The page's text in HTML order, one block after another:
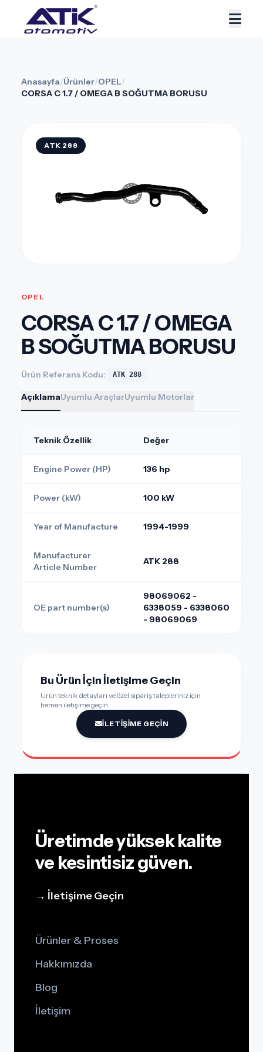
Anasayfa/Ürünler/OPEL/
CORSA C 1.7 / OMEGA B SOĞUTMA BORUSU
ATK 288
OPEL
CORSA C 1.7 / OMEGA
B SOĞUTMA BORUSU
Ürün Referans Kodu: ATK 288
AçıklamaUyumlu AraçlarUyumlu Motorlar
Teknik Özellik Değer
Engine Power (HP) 136 hp
Power (kW) 100 kW
Year of Manufacture 1994-1999
Manufacturer
Article Number
ATK 288
OE part number(s)
98069062 -
6338059 - 6338060
- 98069069
Bu Ürün İçin İletişime Geçin
Ürün teknik detayları ve özel sipariş talepleriniz için
hemen iletişime geçin.
İLETIŞIME GEÇIN
Üretimde yüksek kalite
ve kesintisiz güven.
→ İletişime Geçin
Ürünler & Proses
Hakkımızda
Blog
İletişim